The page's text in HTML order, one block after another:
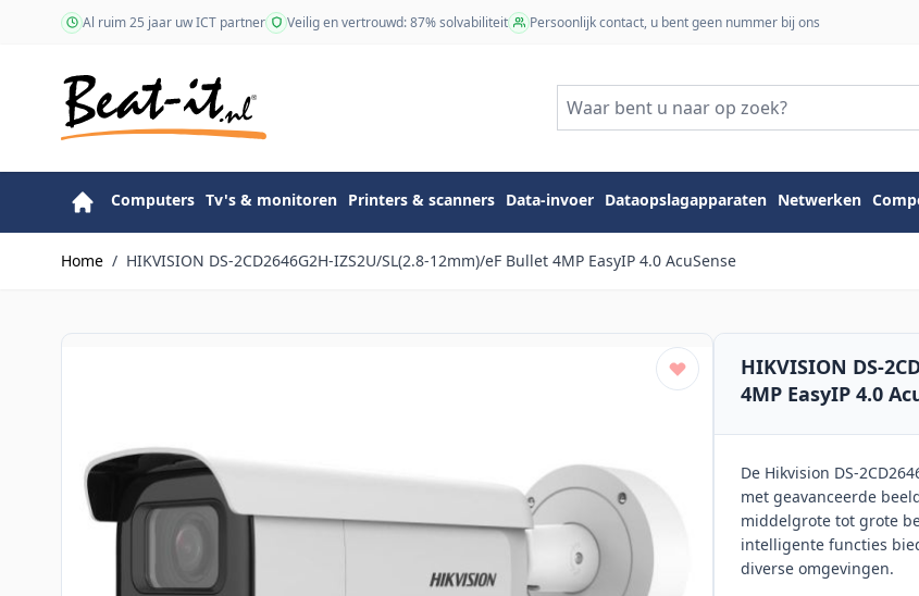
Ga naar de inhoudAl ruim 25 jaar uw ICT partner Veilig en vertrouwd: 87% solvabiliteit Persoonlijk contact, u bent geen nummer bij ons
Computers Tv's & monitoren Printers & scanners Data-invoer Dataopslagapparaten Netwerken
Home / HIKVISION DS-2CD2646G2H-IZS2U/SL(2.8-12mm)/eF Bullet 4MP EasyIP 4.0 AcuSense
HIKVISION DS-
4MP EasyIP 4.0
De Hikvision DS-
met geavanceerde
middelgrote tot grote
intelligente functies
diverse omgevingen.